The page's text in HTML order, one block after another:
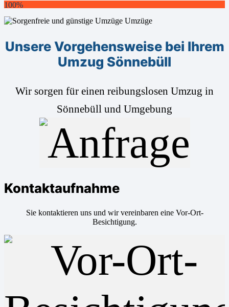
100%
Unsere Vorgehensweise bei Ihrem
Umzug Sönnebüll
Wir sorgen für einen reibungslosen Umzug in
Sönnebüll und Umgebung
Kontaktaufnahme
Sie kontaktieren uns und wir vereinbaren eine Vor-Ort-
Besichtigung.